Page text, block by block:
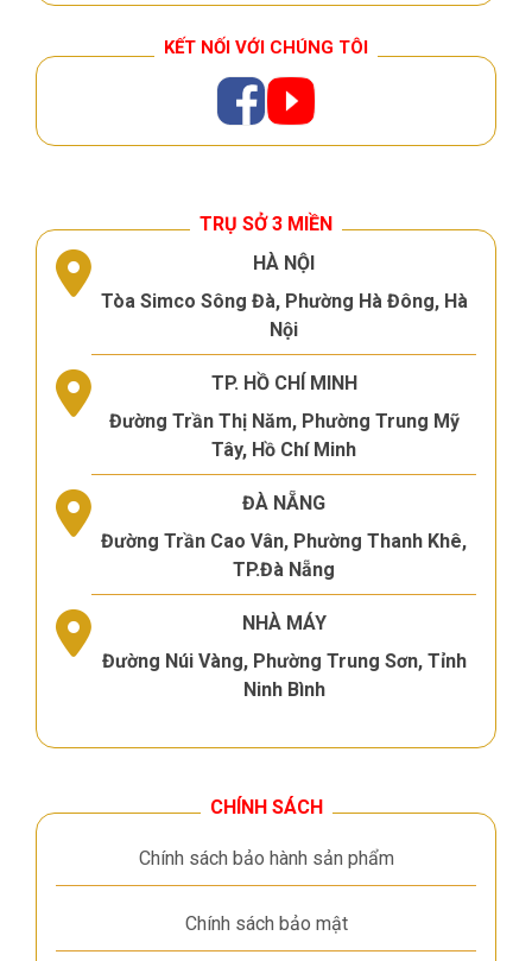
KẾT NỐI VỚI CHÚNG TÔI
TRỤ SỞ 3 MIỀN
HÀ NỘI
Tòa Simco Sông Đà, Phường Hà Đông, Hà
Nội
TP. HỒ CHÍ MINH
Đường Trần Thị Năm, Phường Trung Mỹ
Tây, Hồ Chí Minh
ĐÀ NẴNG
Đường Trần Cao Vân, Phường Thanh Khê,
TP.Đà Nẵng
NHÀ MÁY
Đường Núi Vàng, Phường Trung Sơn, Tỉnh
Ninh Bình
CHÍNH SÁCH
Chính sách bảo hành sản phẩm
Chính sách bảo mật